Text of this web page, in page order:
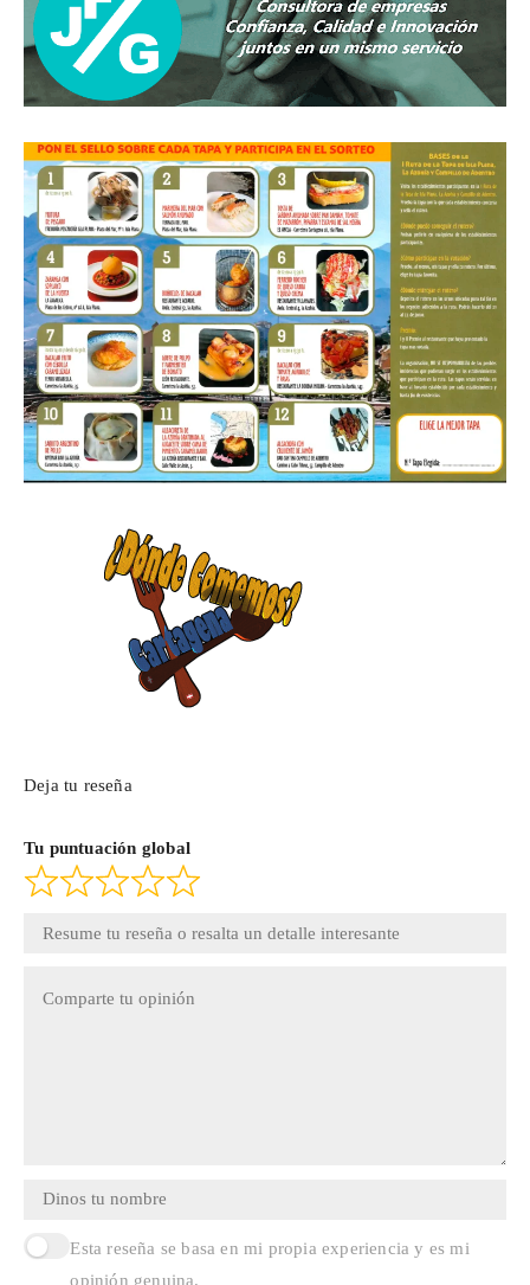
Deja tu reseña
Tu puntuación global
Esta reseña se basa en mi propia experiencia y es mi
opinión genuina.